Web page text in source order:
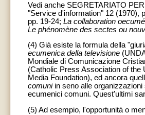
Vedi anche SEGRETARIATO
"Service d'information" 12 (1970),
pp. 19-24; La collaboration
Le phénomène des sectes ou
(4) Già esiste la formula della
ecumenica della televisione
Mondiale di Comunicazione
(Catholic Press Association of
Media Foundation), ed ancora
comuniin seno alle organizzazioni
ecumenici comuni. Quest'ultimi
(5) Ad esempio, l'opportunità o